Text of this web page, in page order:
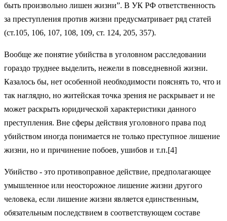
быть произвольно лишен жизни”. В УК РФ ответственность
за преступления против жизни предусматривает ряд статей
(ст.105, 106, 107, 108, 109, ст. 124, 205, 357).
Вообще же понятие убийства в уголовном расследовании
гораздо труднее выделить, нежели в повседневной жизни.
Казалось бы, нет особенной необходимости пояснять то, что и
так наглядно, но житейская точка зрения не раскрывает и не
может раскрыть юридической характеристики данного
преступления. Вне сферы действия уголовного права под
убийством иногда понимается не только преступное лишение
жизни, но и причинение побоев, ушибов и т.п.[4]
Убийство - это противоправное действие, предполагающее
умышленное или неосторожное лишение жизни другого
человека, если лишение жизни является единственным,
обязательным последствием в соответствующем составе